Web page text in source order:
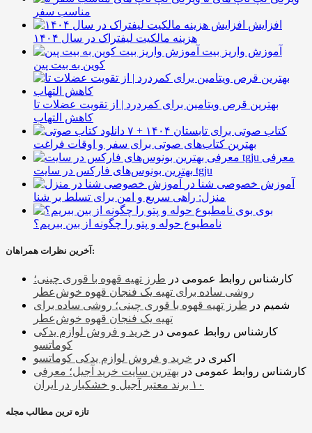
مناسب سفر
افزایش
هزینه مالکیت لیفتراک در سال ۱۴۰۴
آموزش واریز بیت
کوین به بیت پین
بهترین قرص ویتامین برای کمردرد | از تقویت عضلات تا
کاهش التهاب
۷ کتاب صوتی برای تابستان ۱۴۰۴ +
بهترین کتاب‌های صوتی برای سفر و اوقات فراغت
معرفی
بهترین بونوس‌های فارکس در سایت tgju
آموزش خصوصی شنا در
منزل: راهی سریع و امن برای تسلط بر شنا
بوی
نامطبوع حوله و پتو را چگونه از بین ببریم؟
آخرین نظرات همراهان:
کارشناس روابط عمومی در طرز تهیه قهوه با قوری چینی؛
روشی ساده برای تهیه یک فنجان قهوه خوش‌عطر
شمیم در طرز تهیه قهوه با قوری چینی؛ روشی ساده برای
تهیه یک فنجان قهوه خوش‌عطر
کارشناس روابط عمومی در خرید و فروش لوازم یدکی
کوماتسو
اکبری در خرید و فروش لوازم یدکی کوماتسو
کارشناس روابط عمومی در بهترین سایت خرید آجیل؛ معرفی
۱۰ برند معتبر آجیل و خشکبار در ایران
تازه ترین مطالب مجله